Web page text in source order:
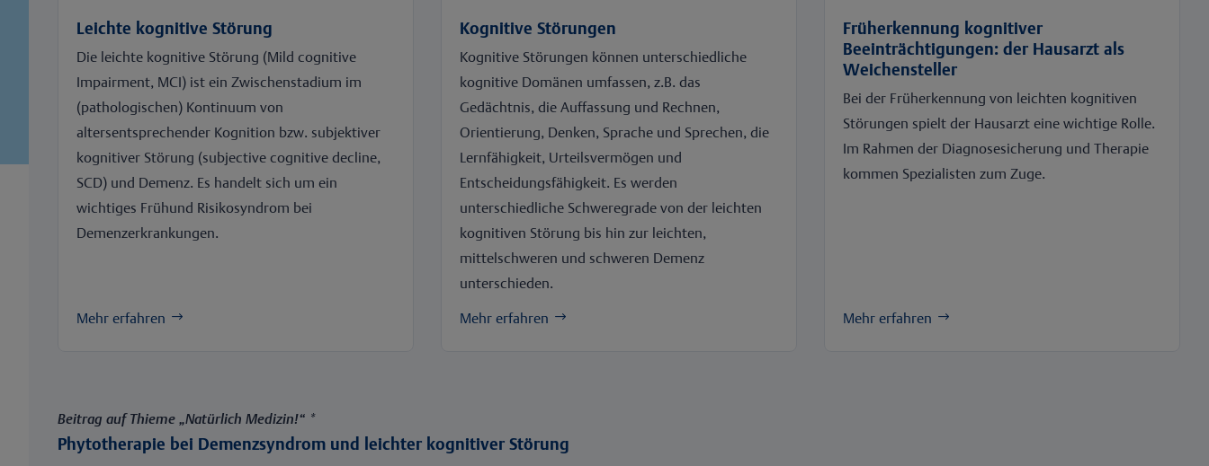
Leichte kognitive Störung
Die leichte kognitive Störung (Mild cognitive
Impairment, MCI) ist ein Zwischenstadium im
(pathologischen) Kontinuum von
altersentsprechender Kognition bzw. subjektiver
kognitiver Störung (subjective cognitive decline,
SCD) und Demenz. Es handelt sich um ein
wichtiges Frühund Risikosyndrom bei
Demenzerkrankungen.
Mehr erfahren
Kognitive Störungen
Kognitive Störungen können unterschiedliche
kognitive Domänen umfassen, z.B. das
Gedächtnis, die Auffassung und Rechnen,
Orientierung, Denken, Sprache und Sprechen, die
Lernfähigkeit, Urteilsvermögen und
Entscheidungsfähigkeit. Es werden
unterschiedliche Schweregrade von der leichten
kognitiven Störung bis hin zur leichten,
mittelschweren und schweren Demenz
unterschieden.
Mehr erfahren
Früherkennung kognitiver
Beeinträchtigungen: der Hausarzt als
Weichensteller
Bei der Früherkennung von leichten kognitiven
Störungen spielt der Hausarzt eine wichtige Rolle.
Im Rahmen der Diagnosesicherung und Therapie
kommen Spezialisten zum Zuge.
Mehr erfahren
Beitrag auf Thieme „Natürlich Medizin!“ *
Phytotherapie bei Demenzsyndrom und leichter kognitiver Störung